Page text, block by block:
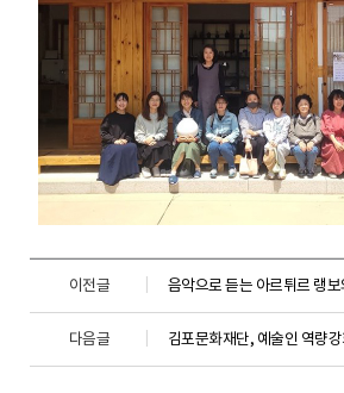
이전글
다음글